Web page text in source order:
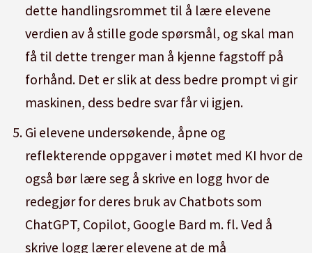
dette handlingsrommet til å lære elevene
verdien av å stille gode spørsmål, og skal man
få til dette trenger man å kjenne fagstoff på
forhånd. Det er slik at dess bedre prompt vi gir
maskinen, dess bedre svar får vi igjen.
Gi elevene undersøkende, åpne og
reflekterende oppgaver i møtet med KI hvor de
også bør lære seg å skrive en logg hvor de
redegjør for deres bruk av Chatbots som
ChatGPT, Copilot, Google Bard m. fl. Ved å
skrive logg lærer elevene at de må